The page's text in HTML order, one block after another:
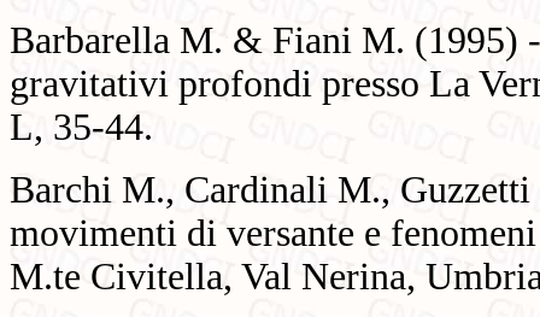
Barbarella M. & Fiani M. (1995)
gravitativi profondi presso La
L, 35-44.
Barchi M., Cardinali M.,
movimenti di versante e
M.te Civitella, Val Nerina,